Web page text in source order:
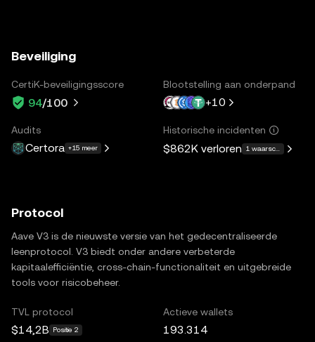
Beveiliging
CertiK-beveiligingsscore
94/100
Blootstelling aan onderpand
+10
Audits
Certora +15 meer
Historische incidenten
$862K verloren 1 waarschuwing
Protocol
Aave V3 is de nieuwste versie van het gedecentraliseerde
leenprotocol. V3 biedt onder andere verbeterde
kapitaalefficiëntie, cross-chain-functionaliteit en uitgebreide
tools voor risicobeheer.
TVL protocol
$14,2B Positie 2
Actieve wallets
193.314